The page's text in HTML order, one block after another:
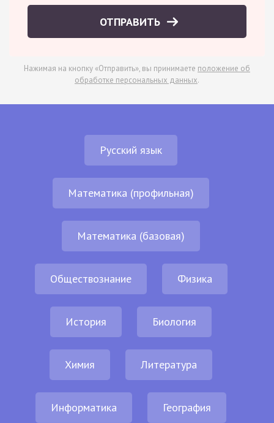
ОТПРАВИТЬ
Нажимая на кнопку «Отправить», вы принимаете положение об
обработке персональных данных.
Русский язык
Математика (профильная)
Математика (базовая)
Обществознание Физика
История Биология
Химия Литература
Информатика География